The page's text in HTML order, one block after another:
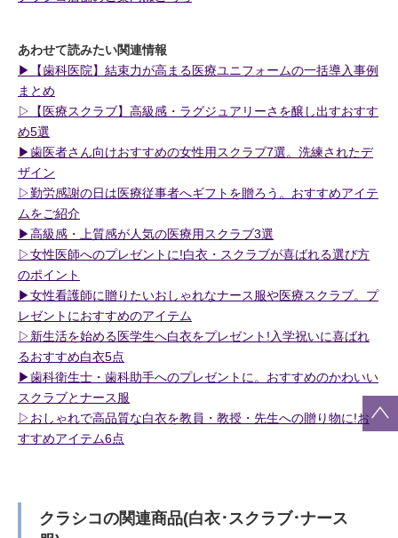
あわせて読みたい関連情報
▶︎【歯科医院】結束力が高まる医療ユニフォームの一括導入事例
まとめ
▷【医療スクラブ】高級感・ラグジュアリーさを醸し出すおすす
め5選
▶︎歯医者さん向けおすすめの女性用スクラブ7選。洗練されたデ
ザイン
▷勤労感謝の日は医療従事者へギフトを贈ろう。おすすめアイテ
ムをご紹介
▶︎高級感・上質感が人気の医療用スクラブ3選
▷女性医師へのプレゼントに!白衣・スクラブが喜ばれる選び方
のポイント
▶︎女性看護師に贈りたいおしゃれなナース服や医療スクラブ。プ
レゼントにおすすめのアイテム
▷新生活を始める医学生へ白衣をプレゼント!入学祝いに喜ばれ
るおすすめ白衣5点
▶︎歯科衛生士・歯科助手へのプレゼントに。おすすめのかわいい
スクラブとナース服
▷おしゃれで高品質な白衣を教員・教授・先生への贈り物に!お
すすめアイテム6点
クラシコの関連商品(白衣･スクラブ･ナース